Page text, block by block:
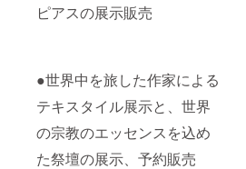
ピアスの展示販売
●世界中を旅した作家による
テキスタイル展示と、世界
の宗教のエッセンスを込め
た祭壇の展示、予約販売